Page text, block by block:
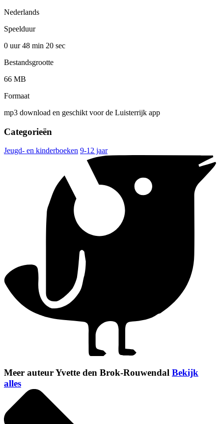
Nederlands
Speelduur
0 uur 48 min 20 sec
Bestandsgrootte
66 MB
Formaat
mp3 download en geschikt voor de Luisterrijk app
Categorieën
Jeugd- en kinderboeken 9-12 jaar
Meer auteur Yvette den Brok-Rouwendal Bekijk
alles